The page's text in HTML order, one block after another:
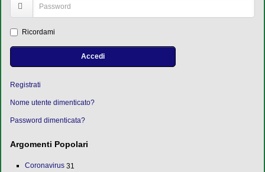
Ricordami
Accedi
Registrati
Nome utente dimenticato?
Password dimenticata?
Argomenti Popolari
Coronavirus 31